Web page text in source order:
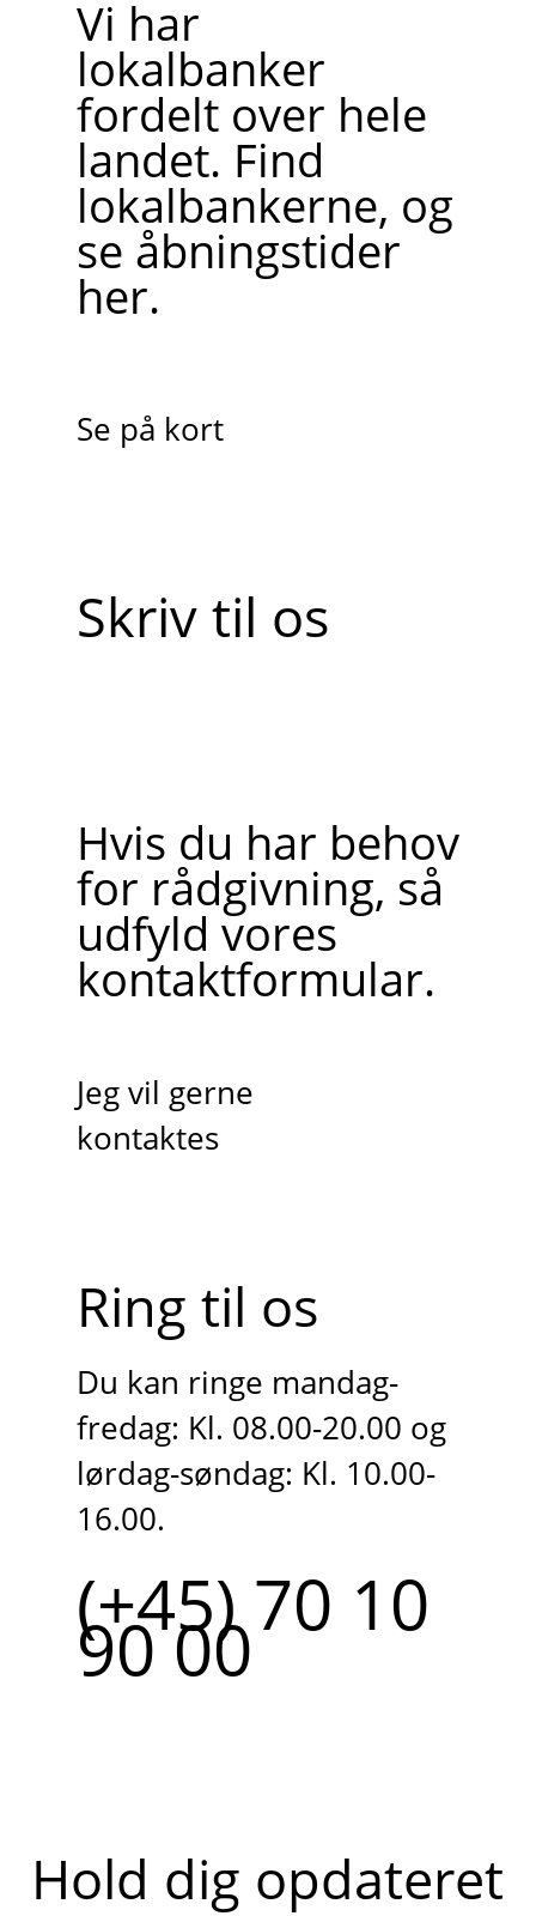
Vi har
lokalbanker
fordelt over hele
landet. Find
lokalbankerne, og
se åbningstider
her.
Se på kort
Skriv til os
Hvis du har behov
for rådgivning, så
udfyld vores
kontaktformular.
Jeg vil gerne
kontaktes
Ring til os
Du kan ringe mandag-
fredag: Kl. 08.00-20.00 og
lørdag-søndag: Kl. 10.00-
16.00.
(+45) 70 10
90 00
Hold dig opdateret